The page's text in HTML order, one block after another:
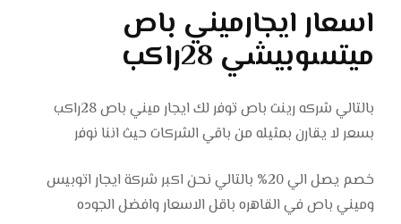
اسعار ايجارميني باص
ميتسوبيشي 28راكب
بالتالي شركه رينت باص توفر لك ايجار ميني باص 28راكب
بسعر لا يقارن بمثيله من باقي الشركات حيث اننا نوفر
خصم يصل الي 20% بالتالي نحن اكبر شركة ايجار اتوبيس
وميني باص في القاهره باقل الاسعار وافضل الجوده